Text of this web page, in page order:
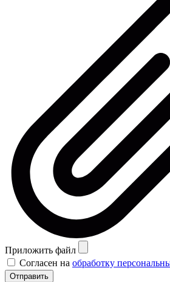
Приложить файл
Согласен на обработку
Отправить